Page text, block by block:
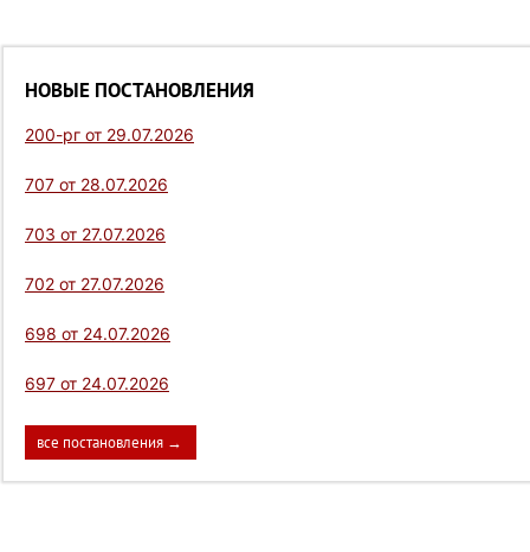
НОВЫЕ ПОСТАНОВЛЕНИЯ
200-рг от 29.07.2026
707 от 28.07.2026
703 от 27.07.2026
702 от 27.07.2026
698 от 24.07.2026
697 от 24.07.2026
все постановления →